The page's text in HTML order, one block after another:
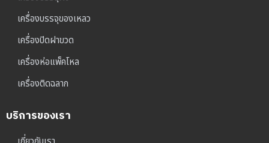
เครื่องบรรจุของเหลว
เครื่องปิดฝาขวด
เครื่องห่อแพ็คโหล
เครื่องติดฉลาก
บริการของเรา